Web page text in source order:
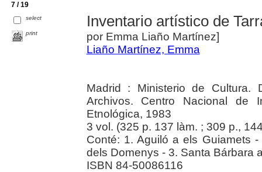
7 / 19
select
print
Inventario artístico de
por Emma Liaño Martínez]
Liaño Martínez, Emma
Madrid : Ministerio de Cultura.
Archivos. Centro Nacional de
Etnológica, 1983
3 vol. (325 p. 137 làm. ; 309 p.,
Conté: 1. Aguiló a els Guiamets
dels Domenys - 3. Santa Bárbara
ISBN 84-50086116